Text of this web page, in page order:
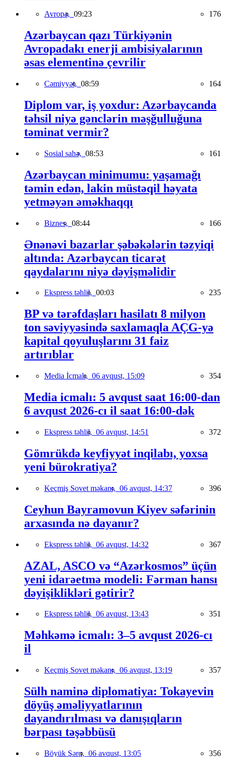
Avropa, 09:23 176
Azərbaycan qazı Türkiyənin
Avropadakı enerji ambisiyalarının
əsas elementinə çevrilir
Cəmiyyət, 08:59 164
Diplom var, iş yoxdur: Azərbaycanda
təhsil niyə gənclərin məşğulluğuna
təminat vermir?
Sosial sahə, 08:53 161
Azərbaycan minimumu: yaşamağı
təmin edən, lakin müstəqil həyata
yetməyən əməkhaqqı
Biznes, 08:44 166
Ənənəvi bazarlar şəbəkələrin təzyiqi
altında: Azərbaycan ticarət
qaydalarını niyə dəyişməlidir
Ekspress təhlil, 00:03 235
BP və tərəfdaşları hasilatı 8 milyon
ton səviyyəsində saxlamaqla AÇG-yə
kapital qoyuluşlarını 31 faiz
artırıblar
Media İcmalı, 06 avqust, 15:09 354
Media icmalı: 5 avqust saat 16:00-dan
6 avqust 2026-cı il saat 16:00-dək
Ekspress təhlil, 06 avqust, 14:51 372
Gömrükdə keyfiyyət inqilabı, yoxsa
yeni bürokratiya?
Keçmiş Sovet məkanı, 06 avqust, 14:37 396
Ceyhun Bayramovun Kiyev səfərinin
arxasında nə dayanır?
Ekspress təhlil, 06 avqust, 14:32 367
AZAL, ASCO və “Azərkosmos” üçün
yeni idarəetmə modeli: Fərman hansı
dəyişiklikləri gətirir?
Ekspress təhlil, 06 avqust, 13:43 351
Məhkəmə icmalı: 3–5 avqust 2026-cı
il
Keçmiş Sovet məkanı, 06 avqust, 13:19 357
Sülh naminə diplomatiya: Tokayevin
döyüş əməliyyatlarının
dayandırılması və danışıqların
bərpası təşəbbüsü
Böyük Şərq, 06 avqust, 13:05 356